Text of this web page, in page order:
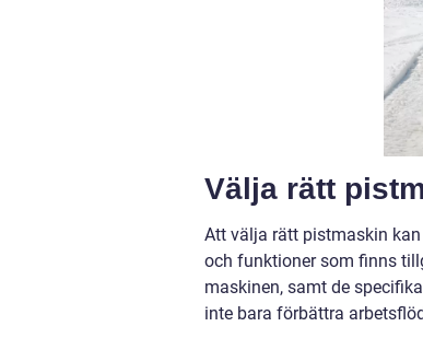
Välja rätt
Att välja rätt pistmaskin
och funktioner som finns
maskinen, samt de
inte bara förbättra